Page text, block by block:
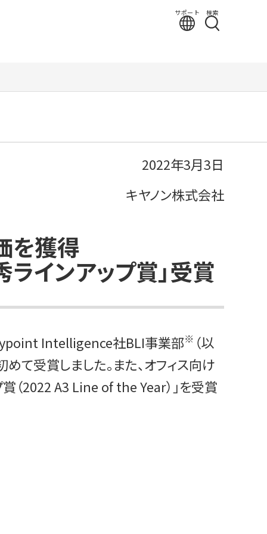
サポート 検索
2022年3月3日
キヤノン株式会社
を獲得
インアップ賞」受賞
Intelligence社BLI事業部※ （以
て受賞しました。また、オフィス向け
（2022 A3 Line of the Year）」を受賞